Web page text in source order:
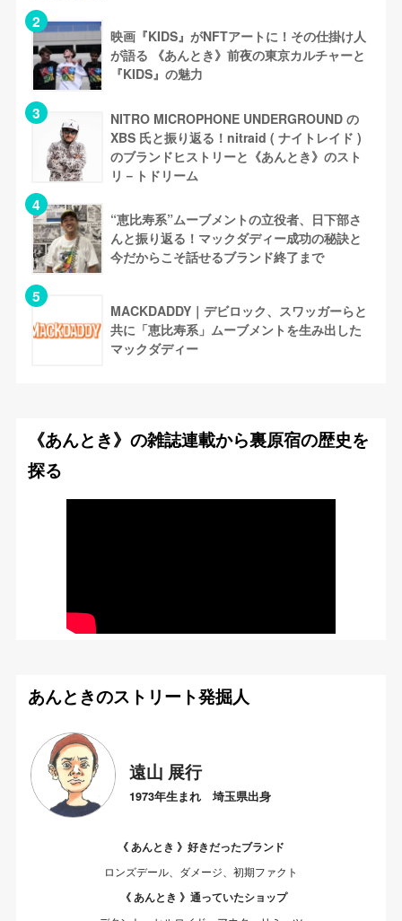
映画『KIDS』がNFTアートに！その仕掛け人
が語る 《あんとき》前夜の東京カルチャーと
『KIDS』の魅力
NITRO MICROPHONE UNDERGROUND の
XBS 氏と振り返る！nitraid ( ナイトレイド )
のブランドヒストリーと《あんとき》のスト
リ－トドリーム
“恵比寿系”ムーブメントの立役者、日下部さ
んと振り返る！マックダディー成功の秘訣と
今だからこそ話せるブランド終了まで
MACKDADDY｜デビロック、スワッガーらと
共に「恵比寿系」ムーブメントを生み出した
マックダディー
《あんとき》の雑誌連載から裏原宿の歴史を
探る
あんときのストリート発掘人
遠山 展行
1973年生まれ 埼玉県出身
《 あんとき 》好きだったブランド
ロンズデール、ダメージ、初期ファクト
《 あんとき 》通っていたショップ